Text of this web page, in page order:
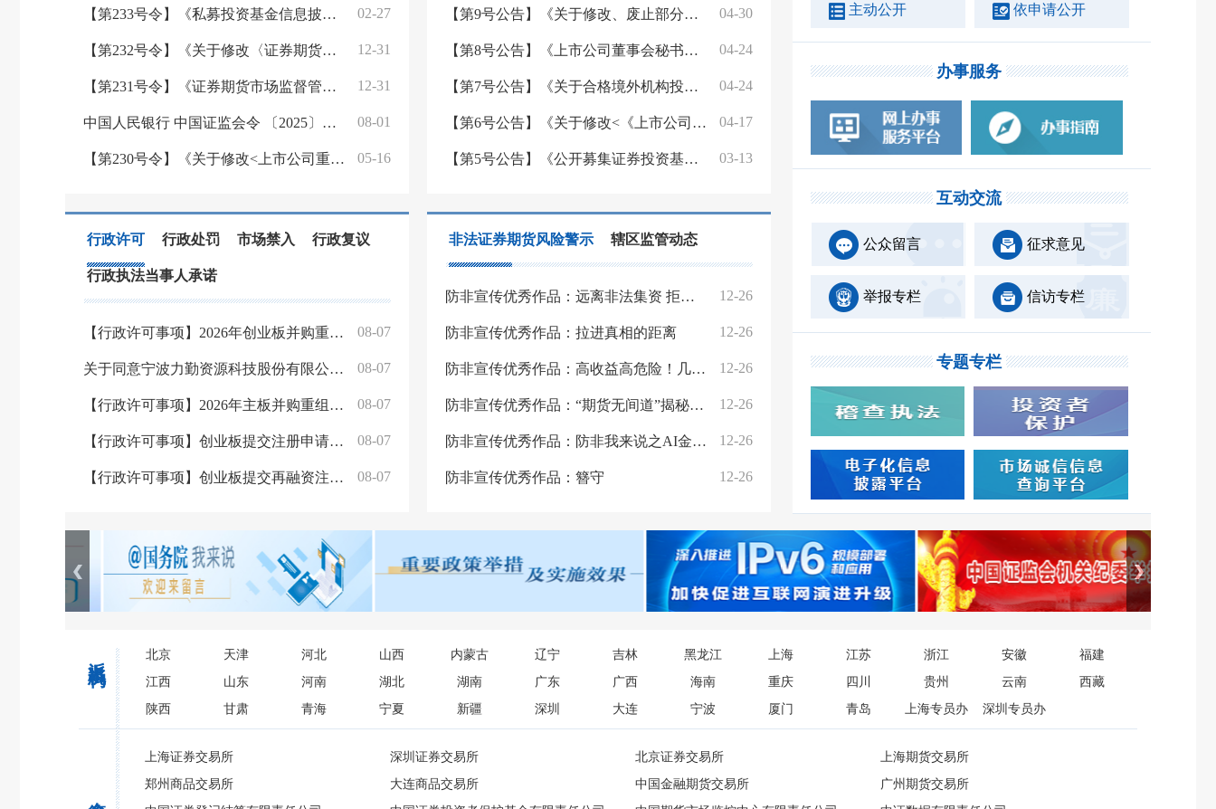
【第233号令】《私募投资基金信息披露监督管理办法》 02-27
【第232号令】《关于修改〈证券期货行政执法当事人承诺制度实施规定〉的决定》 12-31
【第231号令】《证券期货市场监督管理措施实施办法》 12-31
中国人民银行 中国证监会令 〔2025〕第7号 《金融基础设施监督管理办法》 08-01
【第230号令】《关于修改<上市公司重大资产重组管理办法>的决定》 05-16
【第9号公告】《关于修改、废止部分证券期货规范性文件的决定》 04-30
【第8号公告】《上市公司董事会秘书监管规则》 04-24
【第7号公告】《关于合格境外机构投资者和人民币合格境外机构投资者参与国债期货交易的公告》 04-24
【第6号公告】《关于修改<《上市公司证券发行注册管理办法》第九条、第十条、第十一条、第十三条、第四十条、第五十七条、第六十条有关规定的适用意见——证券期货法律适用意见第18号>的决定》 04-17
【第5号公告】《公开募集证券投资基金信息披露内容与格式准则第2号—定期报告的内容与格式》 03-13
行政许可 行政处罚 市场禁入 行政复议
行政执法当事人承诺
【行政许可事项】2026年创业板并购重组申请注册企业基本情况公示 08-07
关于同意宁波力勤资源科技股份有限公司首次公开发行股票注册的批复 08-07
【行政许可事项】2026年主板并购重组申请注册企业基本情况公示 08-07
【行政许可事项】创业板提交注册申请企业基本情况 08-07
【行政许可事项】创业板提交再融资注册申请企业基本情况 08-07
非法证券期货风险警示 辖区监管动态
防非宣传优秀作品：远离非法集资 拒绝高利诱惑 12-26
防非宣传优秀作品：拉进真相的距离 12-26
防非宣传优秀作品：高收益高危险！几秒识别投资骗局 12-26
防非宣传优秀作品：“期货无间道”揭秘非法经营期货的三大套路 12-26
防非宣传优秀作品：防非我来说之AI金融陷阱 12-26
防非宣传优秀作品：簪守 12-26
主动公开 依申请公开
办事服务
互动交流
公众留言 征求意见
举报专栏 信访专栏
专题专栏
北京 天津 河北 山西 内蒙古 辽宁 吉林 黑龙江 上海 江苏 浙江 安徽
福建
江西
山东 河南 湖北 湖南 广东 广西 海南 重庆 四川 贵州 云南
西藏
陕西
甘肃 青海 宁夏 新疆 深圳 大连 宁波 厦门 青岛 上海专员办 深圳专员办
上海证券交易所 深圳证券交易所 北京证券交易所
上海期货交易所
郑州商品交易所
大连商品交易所 中国金融期货交易所
广州期货交易所